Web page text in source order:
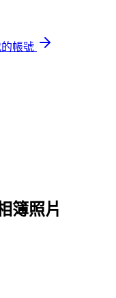
帳號
簿照片